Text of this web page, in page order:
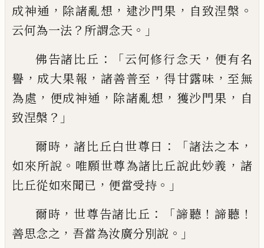
成神通 ， 除諸亂想 ， 逮沙門果 ， 自致涅槃 。
云何為一法 ？ 所謂念天 。」
佛告諸比丘 ：「云何修行念天 ， 便有名
譽 ， 成大果報 ， 諸善普至 ， 得甘露味 ， 至無
為處 ， 便成神通 ， 除諸亂想 ， 獲沙門果 ， 自
致涅槃 ？」
爾時 ，諸比丘白世尊曰 ： 「諸法之本 ，
如來所說 。 唯願世尊為諸比丘說此妙義 ， 諸
比丘從如來聞已 ， 便當受持 。」
爾時 ， 世尊告諸比丘 ：「諦聽 ！諦聽 ！
善思念之 ， 吾當為汝廣分別說 。」